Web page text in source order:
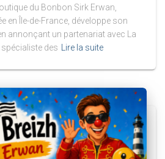
du Bonbon Sirk Erwan,
en Île-de-France, développe son
annonçant un partenariat avec La
des Lire la suite